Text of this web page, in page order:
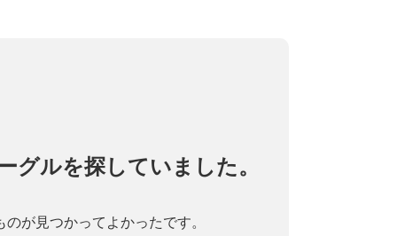
グルを探していました。
が見つかってよかったです。